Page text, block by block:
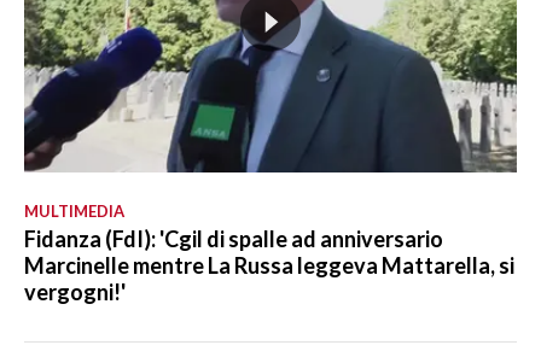
MULTIMEDIA
Fidanza (FdI): 'Cgil di spalle ad anniversario
Marcinelle mentre La Russa leggeva Mattarella, si
vergogni!'